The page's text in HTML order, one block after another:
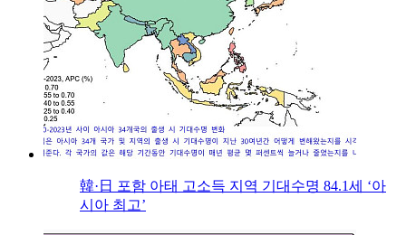
韓·日 포함 아태 고소득 지역 기대수명 84.1세 ‘아
시아 최고’